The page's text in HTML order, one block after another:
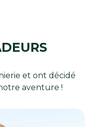
et ont décidé
aventure !